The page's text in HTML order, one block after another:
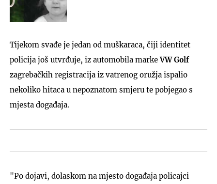
Tijekom svađe je jedan od muškaraca, čiji identitet
policija još utvrđuje, iz automobila markeVW Golf
zagrebačkih registracija iz vatrenog oružja ispalio
nekoliko hitaca u nepoznatom smjeru te pobjegao s
mjesta događaja.
"Po dojavi, dolaskom na mjesto događaja policajci